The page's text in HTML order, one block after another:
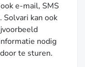
e-mail, SMS
kan ook
nodig
te sturen.